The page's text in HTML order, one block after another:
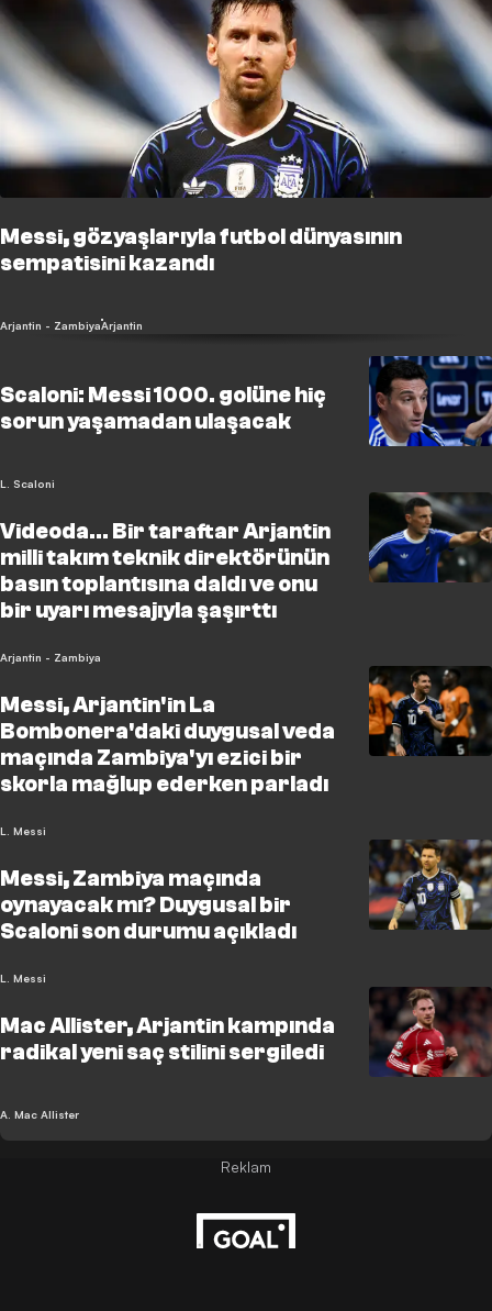
Messi, gözyaşlarıyla futbol dünyasının
sempatisini kazandı
Arjantin - ZambiyaArjantin
Scaloni: Messi 1000. golüne hiç
sorun yaşamadan ulaşacak
L. Scaloni
Videoda... Bir taraftar Arjantin
milli takım teknik direktörünün
basın toplantısına daldı ve onu
bir uyarı mesajıyla şaşırttı
Arjantin - Zambiya
Messi, Arjantin'in La
Bombonera'daki duygusal veda
maçında Zambiya'yı ezici bir
skorla mağlup ederken parladı
L. Messi
Messi, Zambiya maçında
oynayacak mı? Duygusal bir
Scaloni son durumu açıkladı
L. Messi
Mac Allister, Arjantin kampında
radikal yeni saç stilini sergiledi
A. Mac Allister